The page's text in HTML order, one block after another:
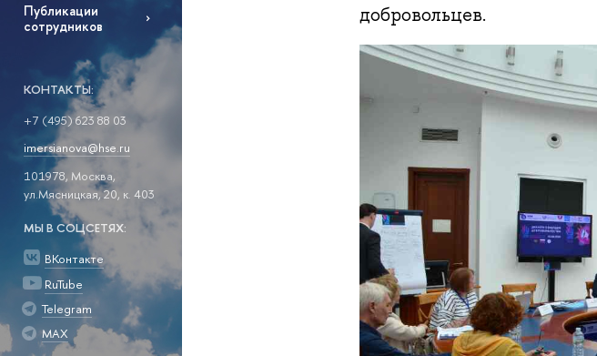
Публикации
сотрудников
КОНТАКТЫ:
+7 (495) 623 88 03
imersianova@hse.ru
101978, Москва,
ул.Мясницкая, 20, к. 403
МЫ В СОЦСЕТЯХ:
ВКонтакте
RuTube
Telegram
MAX
добровольцев.